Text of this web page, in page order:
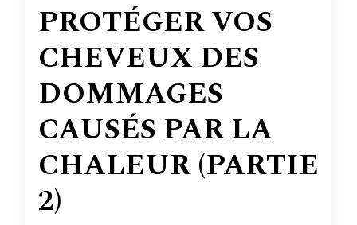
PROTÉGER VOS
CHEVEUX DES
DOMMAGES
CAUSÉS PAR LA
CHALEUR (PARTIE
2)